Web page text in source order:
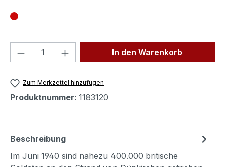
Produkt Anzahl: Gib denIn den Warenkorb
Zum Merkzettel hinzufügen
Produktnummer: 1183120
Beschreibung
Im Juni 1940 sind nahezu 400.000 britische